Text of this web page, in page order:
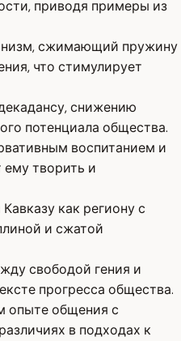
приводя примеры из
сжимающий пружину
что стимулирует
снижению
потенциала общества.
воспитанием и
ему творить и
как региону с
и сжатой
свободой гения и
прогресса общества.
опыте общения с
в подходах к